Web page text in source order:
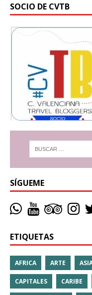
SOCIO DE CVTB
SÍGUEME
ETIQUETAS
AFRICA ARTE
CAPITALES CARIBE